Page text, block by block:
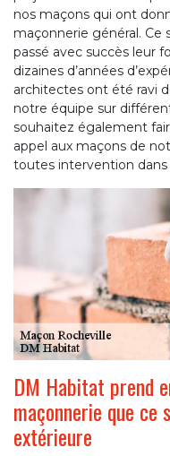
nos maçons qui ont
maçonnerie général. Ce
passé avec succès leur
dizaines d’années
architectes ont été ravi
notre équipe sur
souhaitez également
appel aux maçons de
toutes intervention dans
DM Habitat prend
maçonnerie que
extérieure